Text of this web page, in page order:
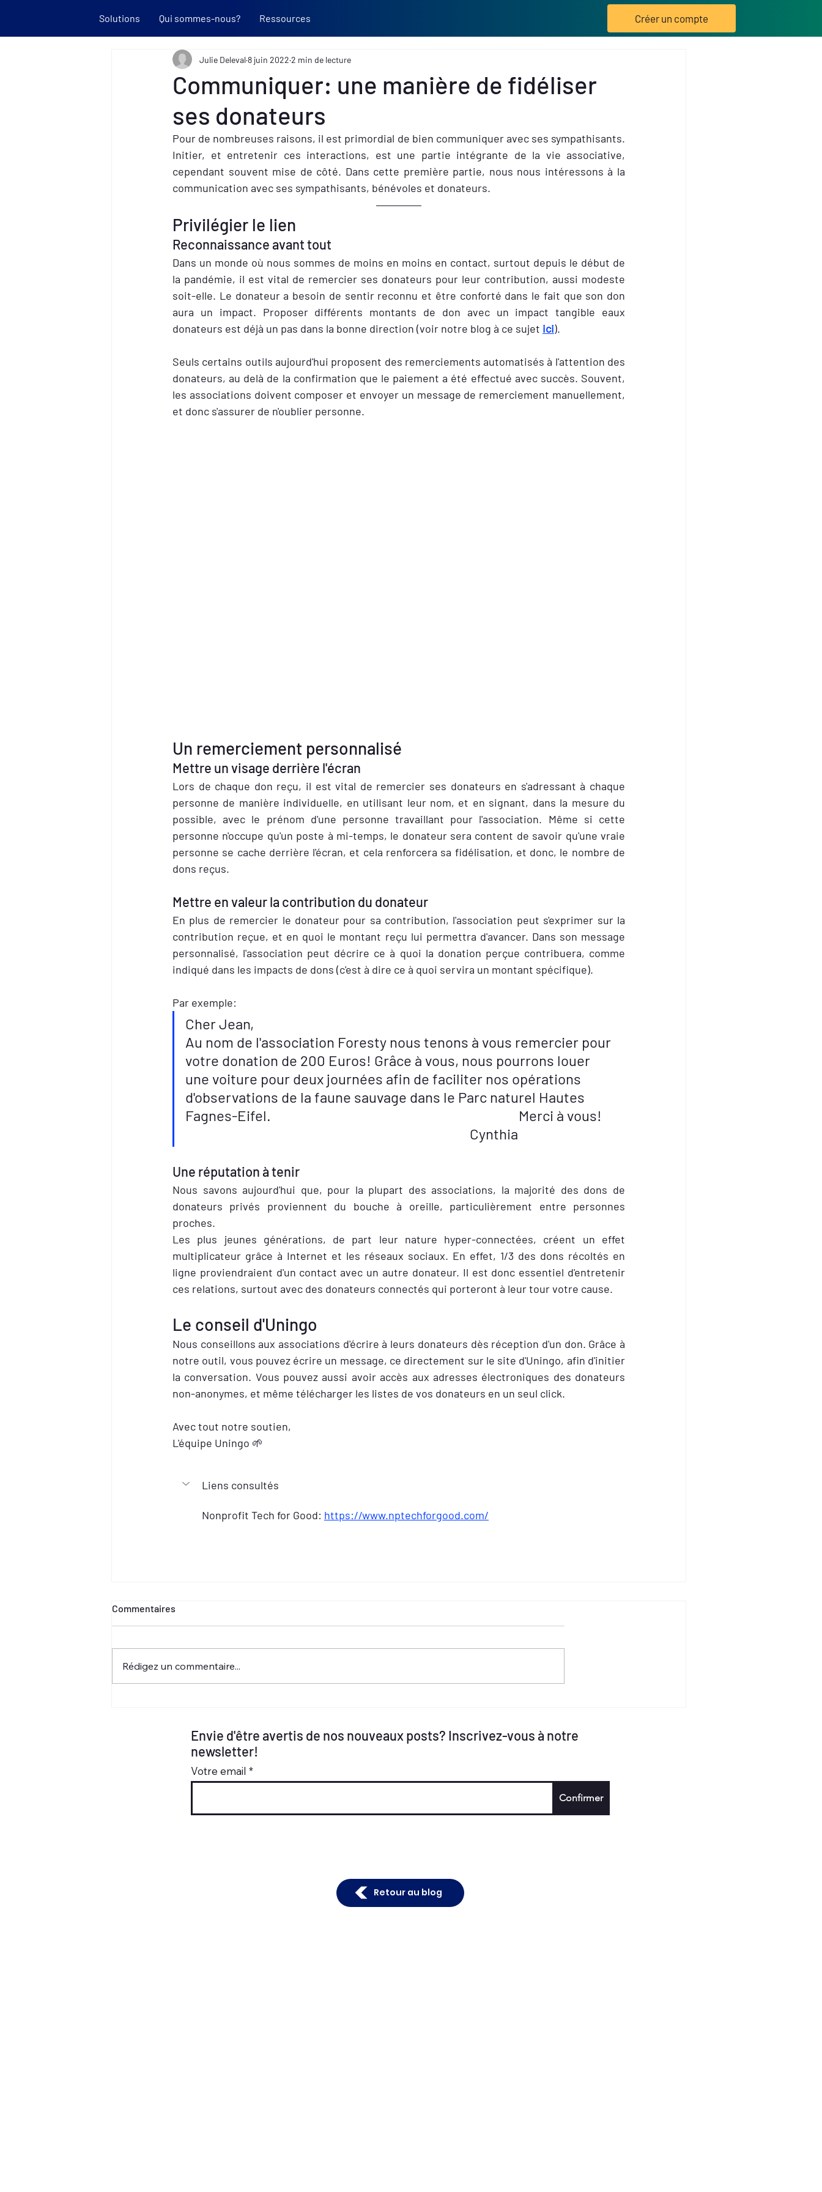
Solutions Qui sommes-nous? Ressources Créer un compte
Communiquer: une manière de fidéliser
ses donateurs
Julie Deleval8 juin 2022 2 min de lecture
Pour de nombreuses raisons, il est primordial de bien communiquer avec ses sympathisants.
Initier, et entretenir ces interactions, est une partie intégrante de la vie associative,
cependant souvent mise de côté. Dans cette première partie, nous nous intéressons à la
communication avec ses sympathisants, bénévoles et donateurs.
Privilégier le lien
Reconnaissance avant tout
Dans un monde où nous sommes de moins en moins en contact, surtout depuis le début de
la pandémie, il est vital de remercier ses donateurs pour leur contribution, aussi modeste
soit-elle. Le donateur a besoin de sentir reconnu et être conforté dans le fait que son don
aura un impact. Proposer différents montants de don avec un impact tangible eaux
donateurs est déjà un pas dans la bonne direction (voir notre blog à ce sujet ici).
Seuls certains outils aujourd'hui proposent des remerciements automatisés à l'attention des
donateurs, au delà de la confirmation que le paiement a été effectué avec succès. Souvent,
les associations doivent composer et envoyer un message de remerciement manuellement,
et donc s'assurer de n'oublier personne.
Un remerciement personnalisé
Mettre un visage derrière l'écran
Lors de chaque don reçu, il est vital de remercier ses donateurs en s'adressant à chaque
personne de manière individuelle, en utilisant leur nom, et en signant, dans la mesure du
possible, avec le prénom d'une personne travaillant pour l'association. Même si cette
personne n'occupe qu'un poste à mi-temps, le donateur sera content de savoir qu'une vraie
personne se cache derrière l'écran, et cela renforcera sa fidélisation, et donc, le nombre de
dons reçus.
Mettre en valeur la contribution du donateur
En plus de remercier le donateur pour sa contribution, l'association peut s'exprimer sur la
contribution reçue, et en quoi le montant reçu lui permettra d'avancer. Dans son message
personnalisé, l'association peut décrire ce à quoi la donation perçue contribuera, comme
indiqué dans les impacts de dons (c'est à dire ce à quoi servira un montant spécifique).
Par exemple:
Cher Jean,
Au nom de l'association Foresty nous tenons à vous remercier pour
votre donation de 200 Euros! Grâce à vous, nous pourrons louer
une voiture pour deux journées afin de faciliter nos opérations
d'observations de la faune sauvage dans le Parc naturel Hautes
Fagnes-Eifel.                                                                                 Merci à vous!
                                                                                             Cynthia
Une réputation à tenir
Nous savons aujourd'hui que, pour la plupart des associations, la majorité des dons de
donateurs privés proviennent du bouche à oreille, particulièrement entre personnes
proches.
Les plus jeunes générations, de part leur nature hyper-connectées, créent un effet
multiplicateur grâce à Internet et les réseaux sociaux. En effet, 1/3 des dons récoltés en
ligne proviendraient d'un contact avec un autre donateur. Il est donc essentiel d'entretenir
ces relations, surtout avec des donateurs connectés qui porteront à leur tour votre cause.
Le conseil d'Uningo
Nous conseillons aux associations d'écrire à leurs donateurs dès réception d'un don. Grâce à
notre outil, vous pouvez écrire un message, ce directement sur le site d'Uningo, afin d'initier
la conversation. Vous pouvez aussi avoir accès aux adresses électroniques des donateurs
non-anonymes, et même télécharger les listes de vos donateurs en un seul click.
Avec tout notre soutien,
L'équipe Uningo 🌱
Liens consultés
Nonprofit Tech for Good: https://www.nptechforgood.com/
Commentaires
Rédigez un commentaire...
Envie d'être avertis de nos nouveaux posts? Inscrivez-vous à notre
newsletter!
Votre email
Confirmer
Retour au blog